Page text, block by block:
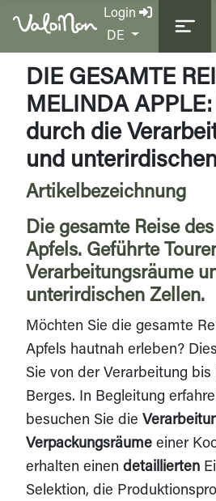
Login
Sprache auswählen
DE
DIE GESAMTE
MELINDA
durch die
und
Artikelbezeichnung
Die gesamte Reise
Apfels. Geführte
Verarbeitungsräume
unterirdischen Zellen.
Möchten Sie die gesamte
Apfels hautnah erleben?
Sie von der Verarbeitung bis
Berges. In Begleitung
besuchen Sie die
Verpackungsräume einer
erhalten einen detaillierten
Selektion, die